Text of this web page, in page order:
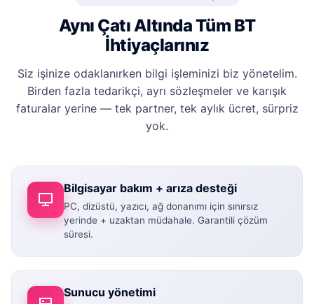
Aynı Çatı Altında Tüm BT
İhtiyaçlarınız
Siz işinize odaklanırken bilgi işleminizi biz yönetelim.
Birden fazla tedarikçi, ayrı sözleşmeler ve karışık
faturalar yerine — tek partner, tek aylık ücret, sürpriz
yok.
Bilgisayar bakım + arıza desteği
PC, dizüstü, yazıcı, ağ donanımı için sınırsız
yerinde + uzaktan müdahale. Garantili çözüm
süresi.
Sunucu yönetimi